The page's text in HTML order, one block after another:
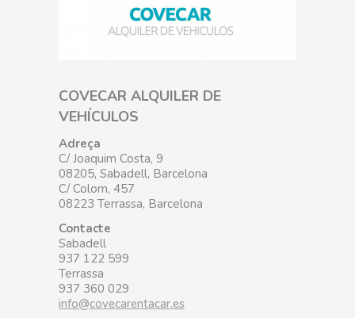
COVECAR ALQUILER DE
VEHÍCULOS
Adreça
C/ Joaquim Costa, 9
08205, Sabadell, Barcelona
C/ Colom, 457
08223 Terrassa, Barcelona
Contacte
Sabadell
937 122 599
Terrassa
937 360 029
info@covecarentacar.es